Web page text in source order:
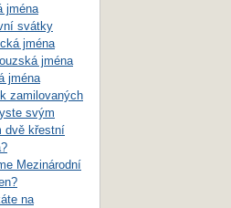
jména
svátky
jména
jména
jména
zamilovaných
svým
dvě křestní
Mezinárodní
na